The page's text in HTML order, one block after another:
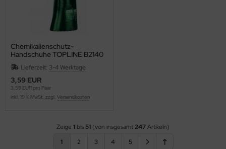
Chemikalienschutz-
Handschuhe TOPLINE B2140
Lieferzeit: 3-4 Werktage
3,59 EUR
3,59 EUR pro Paar
inkl. 19 % MwSt. zzgl. Versandkosten
Zeige 1 bis 51 (von insgesamt247Artikeln)
1
2 3 4 5